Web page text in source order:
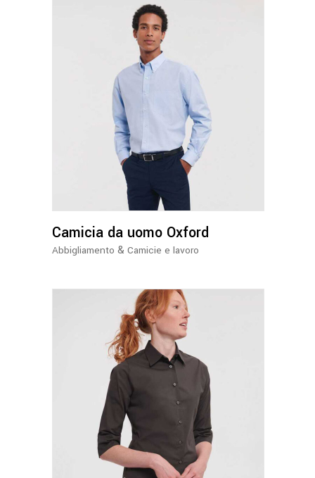
pagina
del
prodotto
Questo
prodotto
più
varianti.
Le
opzioni
possono
essere
pagina
del
prodotto
Camicia da uomo Oxford
Abbigliamento & Camicie e lavoro
Questo
prodotto
più
varianti.